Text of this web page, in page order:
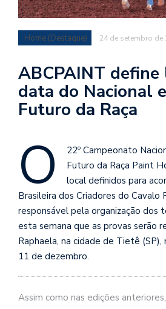
Home (Destaque) 24 de setembro de
ABCPAINT define
data do Nacional
Futuro da Raça
O
22º Campeonato
Futuro da Raça Paint
local definidos para
Brasileira dos Criadores do Cavalo
responsável pela organização dos
esta semana que as provas serão
Raphaela, na cidade de Tietê
11 de dezembro.
Assim como nas edições